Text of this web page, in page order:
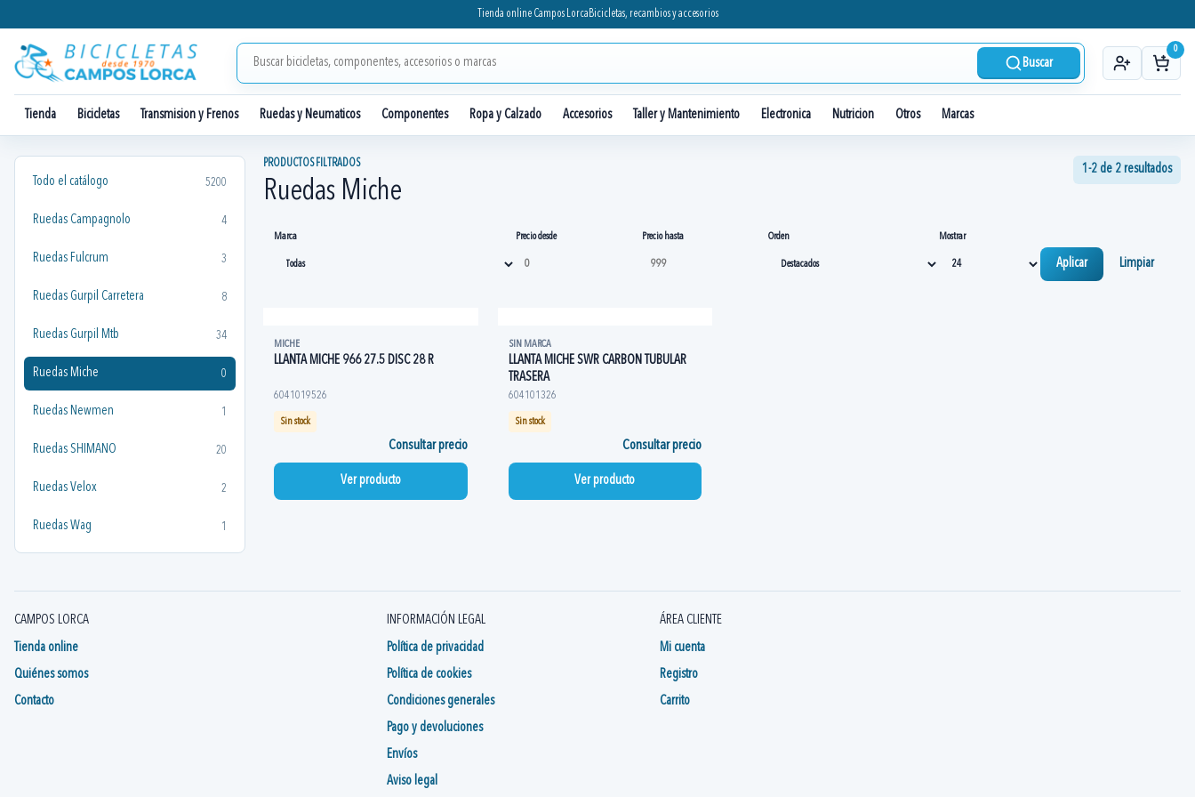
Tienda online Campos Lorca Bicicletas, recambios y accesorios
Buscar
0
Tienda Bicicletas Transmision y Frenos Ruedas y Neumaticos Componentes Ropa y Calzado Accesorios Taller y Mantenimiento Electronica Nutricion Otros Marcas
Todo el catálogo 5200
Ruedas Campagnolo 4
Ruedas Fulcrum 3
Ruedas Gurpil Carretera 8
Ruedas Gurpil Mtb 34
Ruedas Miche 0
Ruedas Newmen 1
Ruedas SHIMANO 20
Ruedas Velox 2
Ruedas Wag 1
PRODUCTOS FILTRADOS
Ruedas Miche
1-2 de 2 resultados
Marca Precio desde Precio hasta Orden Mostrar
Aplicar Limpiar
MICHE
LLANTA MICHE 966 27.5 DISC 28 R
6041019526
Sin stock
Consultar precio
Ver producto
SIN MARCA
LLANTA MICHE SWR CARBON TUBULAR
TRASERA
604101326
Sin stock
Consultar precio
Ver producto
CAMPOS LORCA
Tienda online
Quiénes somos
Contacto
INFORMACIÓN LEGAL
Política de privacidad
Política de cookies
Condiciones generales
Pago y devoluciones
Envíos
Aviso legal
ÁREA CLIENTE
Mi cuenta
Registro
Carrito